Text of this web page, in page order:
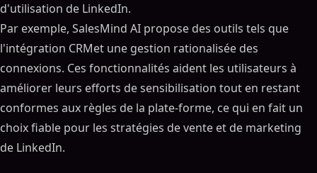
d'utilisation de LinkedIn.
Par exemple, SalesMind AI propose des outils tels que
l'intégration CRMet une gestion rationalisée des
connexions. Ces fonctionnalités aident les utilisateurs à
améliorer leurs efforts de sensibilisation tout en restant
conformes aux règles de la plate-forme, ce qui en fait un
choix fiable pour les stratégies de vente et de marketing
de LinkedIn.